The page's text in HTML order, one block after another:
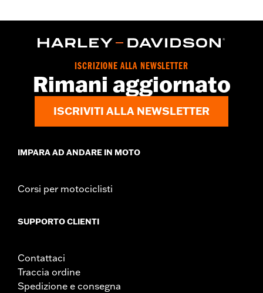
ISCRIZIONE ALLA NEWSLETTER
Rimani aggiornato
ISCRIVITI ALLA NEWSLETTER
IMPARA AD ANDARE IN MOTO
Corsi per motociclisti
SUPPORTO CLIENTI
Contattaci
Traccia ordine
Spedizione e consegna